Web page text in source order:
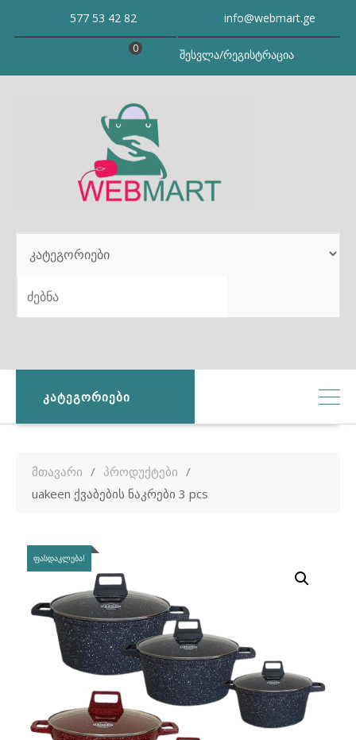
577 53 42 82 info@webmart.ge
შესვლა/რეგისტრაცია
0
SEARCH
ᲙᲐᲢᲔᲒᲝᲠᲘᲔᲑᲘ
მთავარი
პროდუქტები
uakeen ქვაბების ნაკრები 3 pcs
ᲤᲐᲡᲓᲐᲙᲚᲔᲑᲐ!